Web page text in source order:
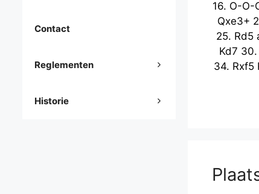
16. O-O-
Qxe3+
25. Rd5
Kd7 30.
34. Rxf5
Contact
Reglementen
Historie